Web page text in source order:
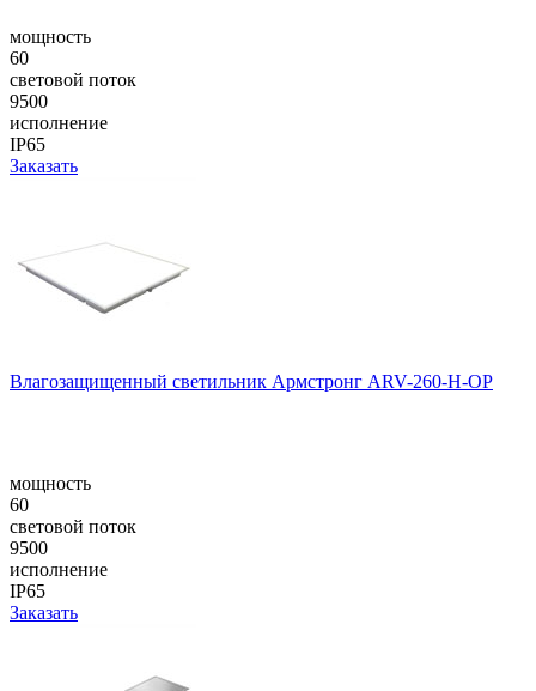
мощность
60
световой поток
9500
исполнение
IP65
Заказать
Влагозащищенный светильник Армстронг ARV-260-H-OP
мощность
60
световой поток
9500
исполнение
IP65
Заказать